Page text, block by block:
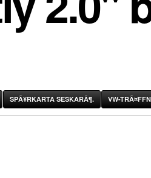
SPÃ¥RKARTA SESKARÃ¶. VW-